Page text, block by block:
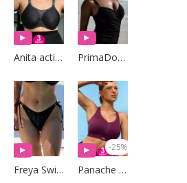
Anita active PrimaDonna Swim
Freya Swim
-25%
Panache Sport